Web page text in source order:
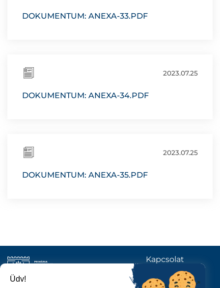
DOKUMENTUM: ANEXA-33.PDF
2023.07.25
DOKUMENTUM: ANEXA-34.PDF
2023.07.25
DOKUMENTUM: ANEXA-35.PDF
Kapcsolat
KÖVESSENEK
Üdv!